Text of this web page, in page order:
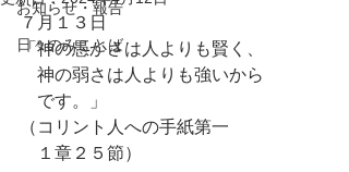
お知らせ・報告
日々のみことば
７月１３日
「神の愚かさは人よりも賢く、
神の弱さは人よりも強いから
です。」
（コリント人への手紙第一
１章２５節）